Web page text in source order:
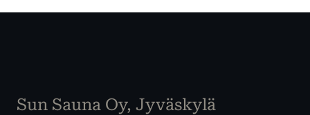
Sun Sauna Oy, Jyväskylä